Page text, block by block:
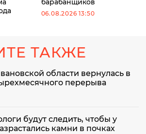
барабанщиков
06.08.2026 13:50
ТАКЖЕ
области вернулась в
перерыва
будут следить, чтобы у
камни в почках